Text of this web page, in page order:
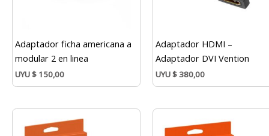
Adaptador ficha americana a
modular 2 en linea
UYU$ 150,00
Adaptador HDMI –
Adaptador DVI Vention
UYU$380,00